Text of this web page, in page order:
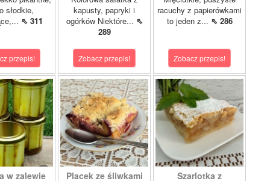
słodkie,
⇖ 311
przepis!
kapusty, papryki i
ogórków Niektóre... ⇖
289
Zobacz przepis!
racuchy z papierówkami
to jeden z... ⇖ 286
Zobacz przepis!
w zalewie Placek ze śliwkami Szarlotka z